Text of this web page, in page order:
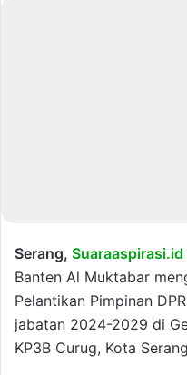
Serang, Suaraaspirasi.id
Banten Al Muktabar
Pelantikan Pimpinan
jabatan 2024-2029 di
KP3B Curug, Kota